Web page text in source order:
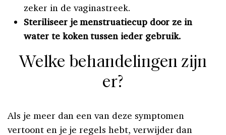
zeker in de vaginastreek.
Steriliseer je menstruatiecup door ze in
water te koken tussen ieder gebruik.
Welke behandelingen zijn
er?
Als je meer dan een van deze symptomen
vertoont en je je regels hebt, verwijder dan